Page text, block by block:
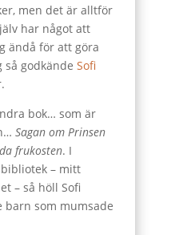
men det är alltför
har något att
ändå för att göra
godkände Sofi
bok… som är
Sagan om Prinsen
frukosten. I
– mitt
– så höll Sofi
barn som mumsade